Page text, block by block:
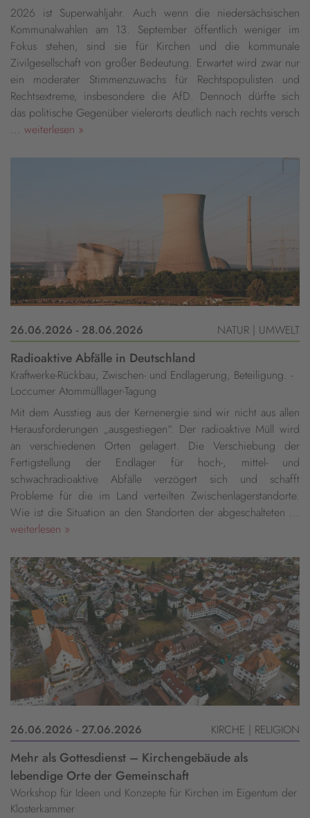
2026 ist Superwahljahr. Auch wenn die niedersächsischen
Kommunalwahlen am 13. September öffentlich weniger im
Fokus stehen, sind sie für Kirchen und die kommunale
Zivilgesellschaft von großer Bedeutung. Erwartet wird zwar nur
ein moderater Stimmenzuwachs für Rechtspopulisten und
Rechtsextreme, insbesondere die AfD. Dennoch dürfte sich
das politische Gegenüber vielerorts deutlich nach rechts versch
... weiterlesen »
26.06.2026 - 28.06.2026 NATUR | UMWELT
Radioaktive Abfälle in Deutschland
Kraftwerke-Rückbau, Zwischen- und Endlagerung, Beteiligung. -
Loccumer Atommülllager-Tagung
Mit dem Ausstieg aus der Kernenergie sind wir nicht aus allen
Herausforderungen „ausgestiegen“. Der radioaktive Müll wird
an verschiedenen Orten gelagert. Die Verschiebung der
Fertigstellung der Endlager für hoch-, mittel- und
schwachradioaktive Abfälle verzögert sich und schafft
Probleme für die im Land verteilten Zwischenlagerstandorte.
Wie ist die Situation an den Standorten der abgeschalteten ...
weiterlesen »
26.06.2026 - 27.06.2026 KIRCHE | RELIGION
Mehr als Gottesdienst – Kirchengebäude als
lebendige Orte der Gemeinschaft
Workshop für Ideen und Konzepte für Kirchen im Eigentum der
Klosterkammer